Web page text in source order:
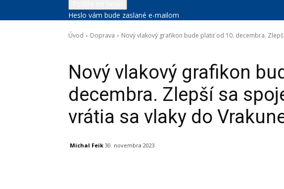
Heslo vám bude zaslané e-mailom
Úvod Doprava Nový vlakový grafikon bude platiť od 10. decembra.
Nový vlakový grafikon
decembra. Zlepší sa
vrátia sa vlaky do
Michal Feik 30. novembra 2023